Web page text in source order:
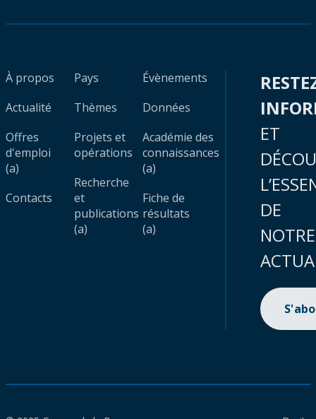
À propos
Actualité
Offres
d'emploi
(a)
Contacts
Pays
Thèmes
Projets et
opérations
Recherche
et
publications
(a)
Évènements
Données
Académie des
connaissances
(a)
Fiche de
résultats
(a)
ET
DE
NOTRE